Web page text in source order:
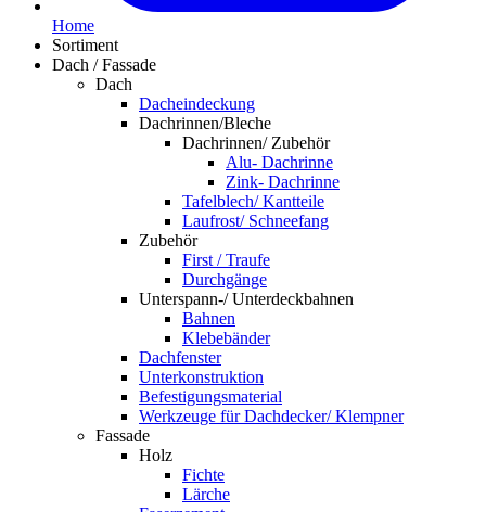
Home
Sortiment
Dach / Fassade
Dach
Dacheindeckung
Dachrinnen/Bleche
Dachrinnen/ Zubehör
Alu- Dachrinne
Zink- Dachrinne
Tafelblech/ Kantteile
Laufrost/ Schneefang
Zubehör
First / Traufe
Durchgänge
Unterspann-/ Unterdeckbahnen
Bahnen
Klebebänder
Dachfenster
Unterkonstruktion
Befestigungsmaterial
Werkzeuge für Dachdecker/ Klempner
Fassade
Holz
Fichte
Lärche